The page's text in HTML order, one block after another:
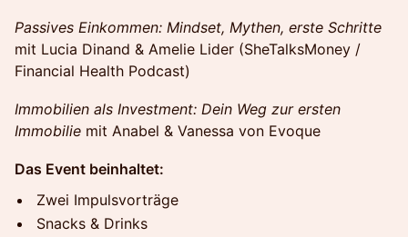
Passives Einkommen: Mindset, Mythen, erste Schritte
mit Lucia Dinand & Amelie Lider (SheTalksMoney /
Financial Health Podcast)
Immobilien als Investment: Dein Weg zur ersten
Immobilie mit Anabel & Vanessa von Evoque
Das Event beinhaltet:
Zwei Impulsvorträge
Snacks & Drinks